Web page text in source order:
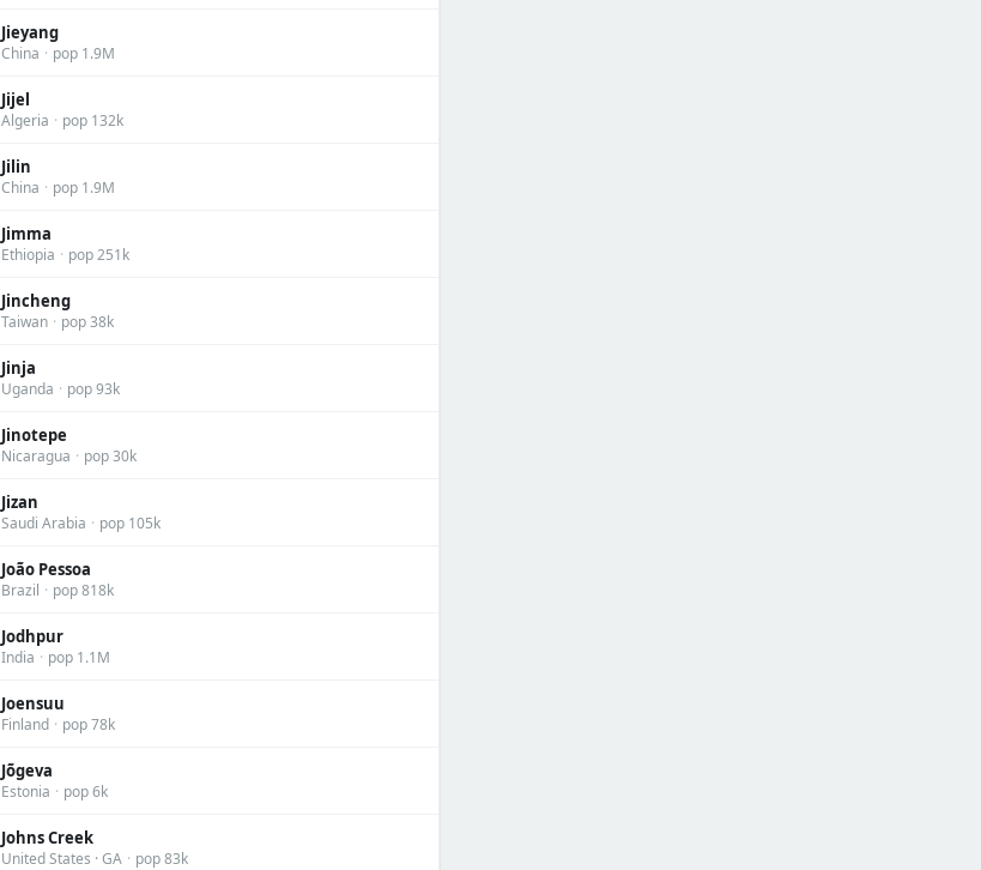
Jieyang
China · pop 1.9M
Jijel
Algeria · pop 132k
Jilin
China · pop 1.9M
Jimma
Ethiopia · pop 251k
Jincheng
Taiwan · pop 38k
Jinja
Uganda · pop 93k
Jinotepe
Nicaragua · pop 30k
Jizan
Saudi Arabia · pop 105k
João Pessoa
Brazil · pop 818k
Jodhpur
India · pop 1.1M
Joensuu
Finland · pop 78k
Jõgeva
Estonia · pop 6k
Johns Creek
United States · GA · pop 83k